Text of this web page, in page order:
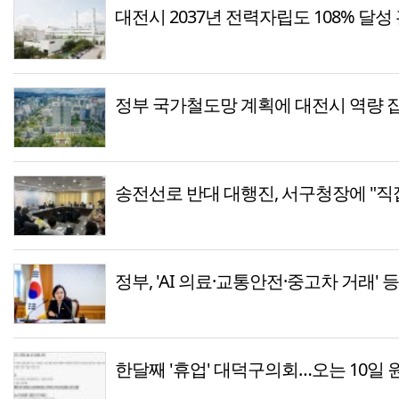
대전시 2037년 전력자립도 108% 달
정부 국가철도망 계획에 대전시 역량
송전선로 반대 대행진, 서구청장에 "
정부, 'AI 의료·교통안전·중고차 거래'
한달째 '휴업' 대덕구의회…오는 10일